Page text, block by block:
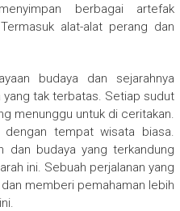
berbagai artefak
alat-alat perang dan
budaya dan sejarahnya
yang tak terbatas. Setiap sudut
menunggu untuk di ceritakan.
tempat wisata biasa.
dan budaya yang terkandung
ini. Sebuah perjalanan yang
memberi pemahaman lebih